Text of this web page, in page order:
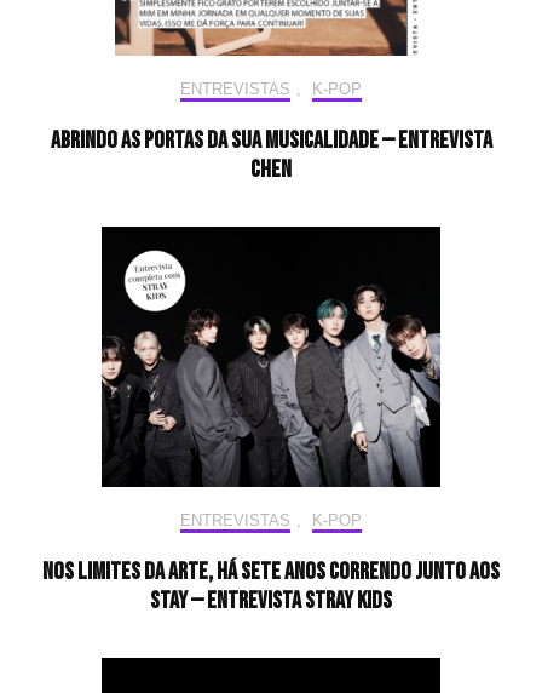
ENTREVISTAS K-POP
Abrindo as portas da sua musicalidade — Entrevista
CHEN
ENTREVISTAS K-POP
Nos limites da arte, há sete anos correndo junto aos
STAY — Entrevista Stray Kids